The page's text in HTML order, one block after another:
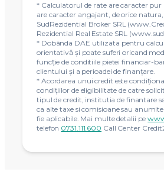
* Calculatorul de rate are caracter
are caracter angajant, de orice
SudRezidential Broker SRL
Rezidential Real Estate SRL
* Dobânda DAE utilizata pentru
orientativă și poate suferi oricand
funcție de conditiile pietei financiar-
clientului și a perioadei de finanțare.
* Acordarea unui credit este
condiţiilor de eligibilitate de catre
tipul de credit, institutia de finantare
ca alte taxe si comisioane sau
fie aplicabile. Mai multe detalii pe
telefon 0731.111.600 Call Center